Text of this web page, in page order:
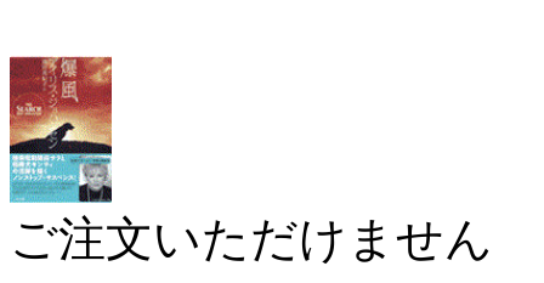
ご注文いただけません